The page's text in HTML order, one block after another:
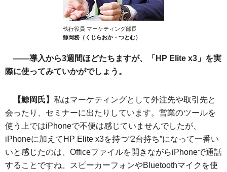
執行役員 マーケティング部長
鯨岡務（くじらおか・つとむ）
――導入から3週間ほどたちますが、「HP Elite x3」を実
際に使ってみていかがでしょう。
【鯨岡氏】 私はマーケティングとして外注先や取引先と
会ったり、セミナーに出たりしています。営業のツールを
使う上ではiPhoneで不便は感じていませんでしたが、
iPhoneに加えてHP Elite x3を持つ“2台持ち”になって一番い
いと感じたのは、Officeファイルを開きながらiPhoneで通話
することですね。スピーカーフォンやBluetoothマイクを使